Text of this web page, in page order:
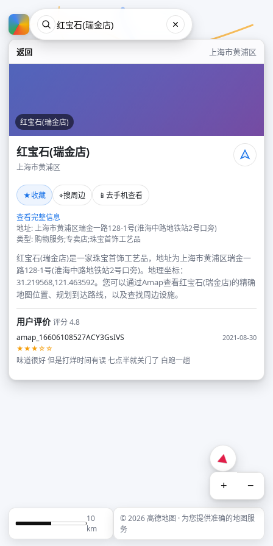
返回 上海市黄浦区
红宝石(瑞金店)
红宝石(瑞金店)
上海市黄浦区
★收藏 ⌖搜周边 📱 去手机查看
查看完整信息
地址: 上海市黄浦区瑞金一路128-1号(淮海中路地铁站2号口旁)
类型: 购物服务;专卖店;珠宝首饰工艺品
红宝石(瑞金店)是一家珠宝首饰工艺品，地址为上海市黄浦区瑞金一
路128-1号(淮海中路地铁站2号口旁)。地理坐标：
31.219568,121.463592。您可以通过Amap查看红宝石(瑞金店)的精确
地图位置、规划到达路线，以及查找周边设施。
用户评价评分 4.8
amap_16606108527ACY3GsIVS
2021-08-30
★★★☆☆
味道很好 但是打烊时间有误 七点半就关门了 白跑一趟
+ −
10
km
© 2026 高德地图 · 为您提供准确的地图服
务